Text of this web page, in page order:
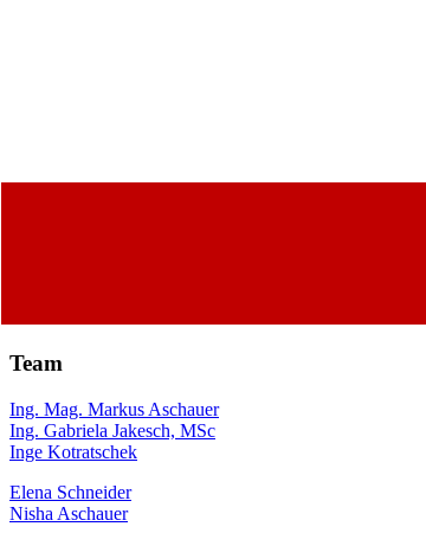
Team
Ing. Mag. Markus Aschauer
Ing. Gabriela Jakesch, MSc
Inge Kotratschek
Elena Schneider
Nisha Aschauer